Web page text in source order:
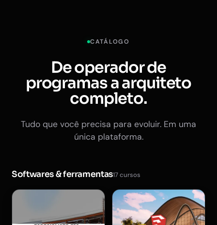
CATÁLOGO
De operador de
programas a arquiteto
completo.
Tudo que você precisa para evoluir. Em uma
única plataforma.
Softwares & ferramentas17 cursos